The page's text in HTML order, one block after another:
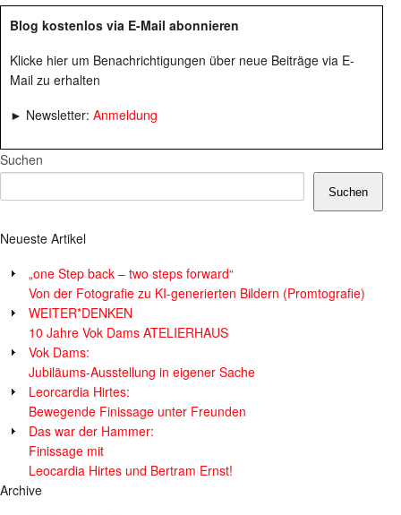
Blog kostenlos via E-Mail abonnieren
Klicke hier um Benachrichtigungen über neue Beiträge via E-
Mail zu erhalten
► Newsletter: Anmeldung
Suchen
Suchen
Neueste Artikel
„one Step back – two steps forward“
Von der Fotografie zu KI-generierten Bildern (Promtografie)
WEITER*DENKEN
10 Jahre Vok Dams ATELIERHAUS
Vok Dams:
Jubiläums-Ausstellung in eigener Sache
Leorcardia Hirtes:
Bewegende Finissage unter Freunden
Das war der Hammer:
Finissage mit
Leocardia Hirtes und Bertram Ernst!
Archive